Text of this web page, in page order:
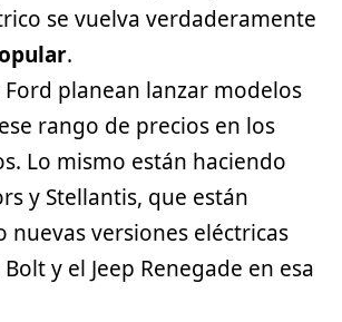
se vuelva verdaderamente
.
Ford planean lanzar modelos
rango de precios en los
Lo mismo están haciendo
y Stellantis, que están
nuevas versiones eléctricas
Bolt y el Jeep Renegade en esa